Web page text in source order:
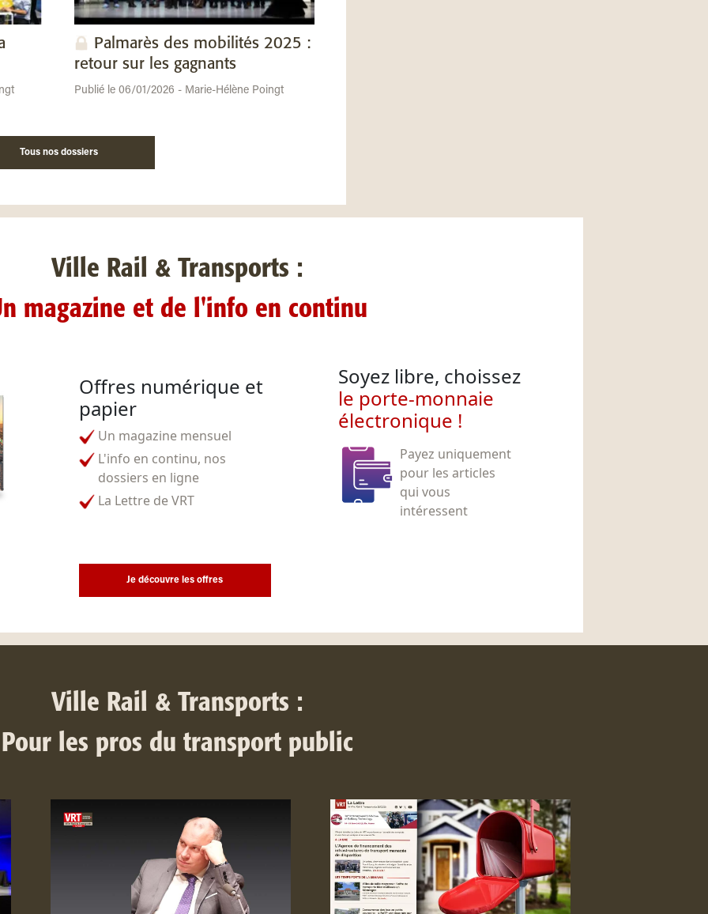
Palmarès des mobilités 2025 :
retour sur les gagnants
Publié le 06/01/2026 - Marie-Hélène Poingt
Tous nos dossiers
Ville Rail & Transports :
magazine et de l'info en continu
Offres numérique et
papier
Un magazine mensuel
L'info en continu, nos
dossiers en ligne
La Lettre de VRT
Soyez libre, choissez
le porte-monnaie
électronique !
Payez uniquement
pour les articles
qui vous
intéressent
Je découvre les offres
Ville Rail & Transports :
Pour les pros du transport public